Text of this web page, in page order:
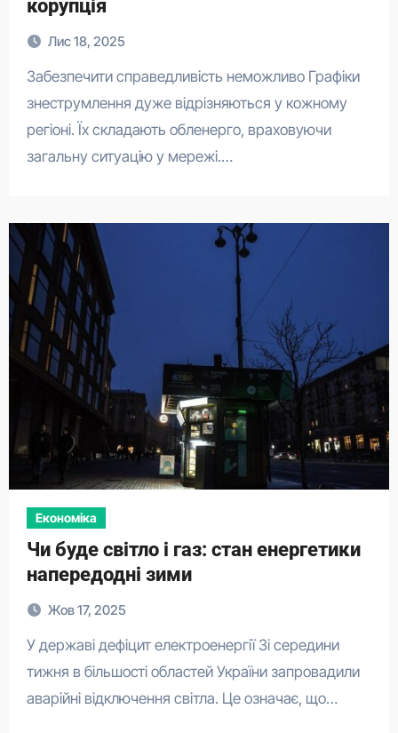
корупція
Лис 18, 2025
Забезпечити справедливість неможливо Графіки
знеструмлення дуже відрізняються у кожному
регіоні. Їх складають обленерго, враховуючи
загальну ситуацію у мережі.…
Економіка
Чи буде світло і газ: стан енергетики
напередодні зими
Жов 17, 2025
У державі дефіцит електроенергії Зі середини
тижня в більшості областей України запровадили
аварійні відключення світла. Це означає, що…